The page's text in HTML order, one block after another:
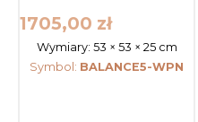
1705,00 zł
Wymiary: 53 × 53 × 25 cm
Symbol: BALANCE5-WPN